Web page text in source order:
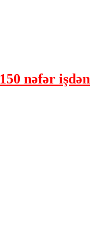
150 nəfər işdən